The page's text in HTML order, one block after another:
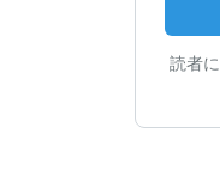
読者